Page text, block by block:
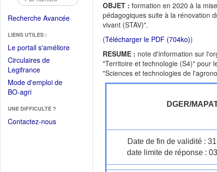
Recherche Avancée
LIENS UTILES :
Le portail s'améliore(Fichier
Circulaires de
Legifrance(Ouvrir
dans
une
fenêtre)
Mode d'emploi de
BO-agri(Ouvrir
une
nouvelle
UNE DIFFICULTÉ ?
Contactez-nous
OBJET : formation en 2020 à la
pédagogiques suite à la rénovation
vivant (STAV)".
(Télécharger le PDF (704ko))
RESUME : note d'information sur
"Territoire et technologie (S4)" pour
"Sciences et technologies de
DGER/
Date de fin de validité :
date limite de réponse :